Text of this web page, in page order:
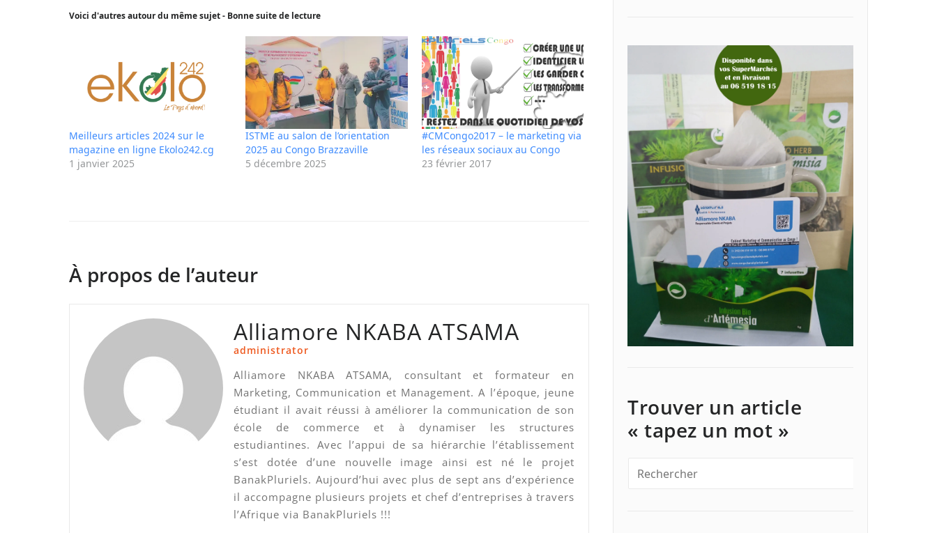
Voici d'autres autour du même sujet - Bonne suite de lecture
Meilleurs articles 2024 sur le
magazine en ligne Ekolo242.cg
1 janvier 2025
ISTME au salon de l’orientation
2025 au Congo Brazzaville
5 décembre 2025
#CMCongo2017 – le marketing via
les réseaux sociaux au Congo
23 février 2017
À propos de l’auteur
Alliamore NKABA ATSAMA
administrator
Alliamore NKABA ATSAMA, consultant et formateur en
Marketing, Communication et Management. A l’époque, jeune
étudiant il avait réussi à améliorer la communication de son
école de commerce et à dynamiser les structures
estudiantines. Avec l’appui de sa hiérarchie l’établissement
s’est dotée d’une nouvelle image ainsi est né le projet
BanakPluriels. Aujourd’hui avec plus de sept ans d’expérience
il accompagne plusieurs projets et chef d’entreprises à travers
l’Afrique via BanakPluriels !!!
Trouver un article
« tapez un mot »